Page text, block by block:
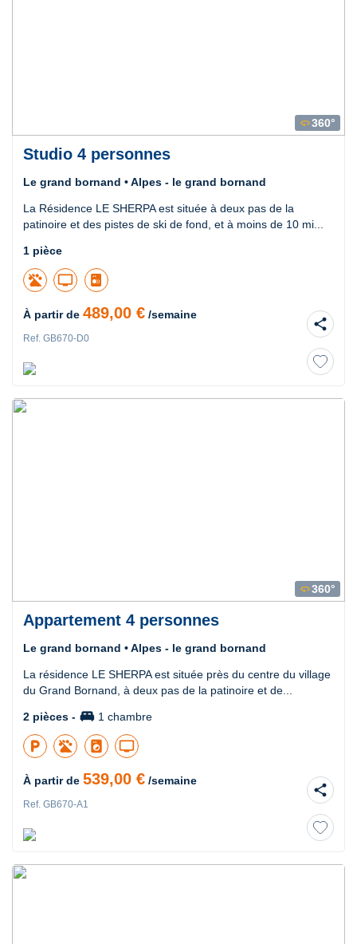
360360°
Studio 4 personnes
Le grand bornand • Alpes - le grand bornand
La Résidence LE SHERPA est située à deux pas de la
patinoire et des pistes de ski de fond, et à moins de 10 mi...
1 pièce
tv
À partir de 489,00 € /semaine
Ref. GB670-D0
share
360360°
Appartement 4 personnes
Le grand bornand • Alpes - le grand bornand
La résidence LE SHERPA est située près du centre du village
du Grand Bornand, à deux pas de la patinoire et de...
2 pièces - king_bed 1 chambre
local_parking local_laundry_service tv
À partir de 539,00 € /semaine
Ref. GB670-A1
share